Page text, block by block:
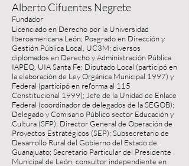
Alberto Cifuentes Negrete
Fundador
Licenciado en Derecho por la Universidad
Iberoamericana León; Posgrado en Dirección y
Gestión Pública Local, UC3M; diversos
diplomados en Derecho y Administración Pública
IAPEQ, UIA Santa Fe; Diputado Local (participó en
la elaboración de Ley Orgánica Municipal 1997) y
Federal (participó en reforma al 115
Constitucional 1999); Jefe de la Unidad de Enlace
Federal (coordinador de delegados de la SEGOB);
Delegado y Comisario Público sector Educación y
Cultura (SFP); Director General de Operación de
Proyectos Estratégicos (SEP); Subsecretario de
Desarrollo Rural del Gobierno del Estado de
Guanajuato; Secretario Particular del Presidente
Municipal de León; consultor independiente en